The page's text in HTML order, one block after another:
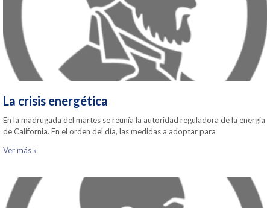
La crisis energética
En la madrugada del martes se reunía la autoridad reguladora de la energia
de California. En el orden del día, las medidas a adoptar para
Ver más »